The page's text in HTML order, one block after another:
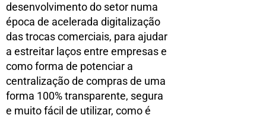
desenvolvimento do setor numa
época de acelerada digitalização
das trocas comerciais, para ajudar
a estreitar laços entre empresas e
como forma de potenciar a
centralização de compras de uma
forma 100% transparente, segura
e muito fácil de utilizar, como é